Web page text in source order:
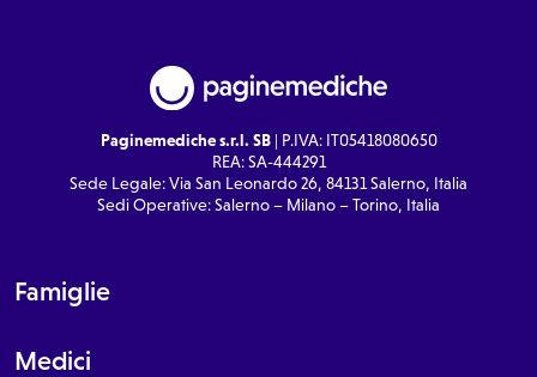
Paginemediche s.r.l. SB| P.IVA: IT05418080650
REA: SA-444291
Sede Legale: Via San Leonardo 26, 84131 Salerno, Italia
Sedi Operative: Salerno – Milano – Torino, Italia
Famiglie
Medici